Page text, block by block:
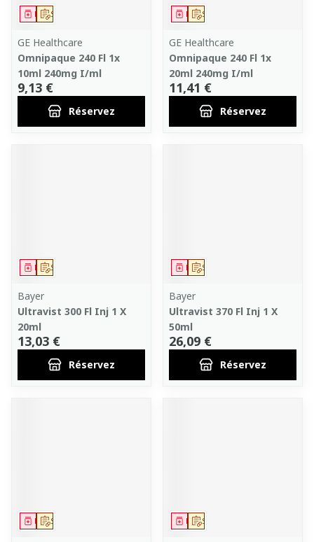
Sur prescription
Médicament
GE Healthcare
Omnipaque 240 Fl 1x
10ml 240mg I/ml
9,13 €
Réservez
Sur prescription
Médicament
GE Healthcare
Omnipaque 240 Fl 1x
20ml 240mg I/ml
11,41 €
Réservez
Sur prescription
Médicament
Bayer
Ultravist 300 Fl Inj 1 X
20ml
13,03 €
Réservez
Sur prescription
Médicament
Bayer
Ultravist 370 Fl Inj 1 X
50ml
26,09 €
Réservez
Sur prescription
Médicament Sur prescription
Médicament